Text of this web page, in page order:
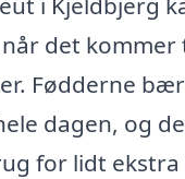
det kommer
Fødderne
dagen, og
for lidt ekstra